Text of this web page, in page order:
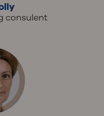
consulent